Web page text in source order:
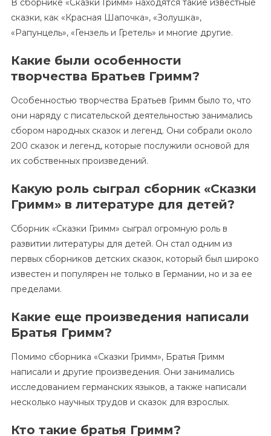
В сборнике «Сказки Гримм» находятся такие известные
сказки, как «Красная Шапочка», «Золушка»,
«Рапунцель», «Гензель и Гретель» и многие другие.
Какие были особенности
творчества Братьев Гримм?
Особенностью творчества Братьев Гримм было то, что
они наряду с писательской деятельностью занимались
сбором народных сказок и легенд. Они собрали около
200 сказок и легенд, которые послужили основой для
их собственных произведений.
Какую роль сыграл сборник «Сказки
Гримм» в литературе для детей?
Сборник «Сказки Гримм» сыграл огромную роль в
развитии литературы для детей. Он стал одним из
первых сборников детских сказок, который был широко
известен и популярен не только в Германии, но и за ее
пределами.
Какие еще произведения написали
Братья Гримм?
Помимо сборника «Сказки Гримм», Братья Гримм
написали и другие произведения. Они занимались
исследованием германских языков, а также написали
несколько научных трудов и сказок для взрослых.
Кто такие братья Гримм?